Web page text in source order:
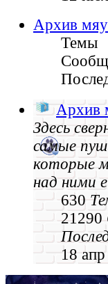
Архив
Темы
Архив
Здесь
самые
которые
над ними
630
21290
18